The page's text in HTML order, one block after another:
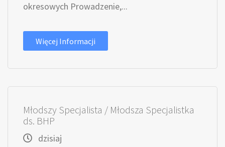
okresowych Prowadzenie,...
Więcej Informacji
Młodszy Specjalista / Młodsza Specjalistka
ds. BHP
dzisiaj